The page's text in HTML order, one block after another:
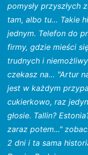
pomysły przyszłych
tam, albo tu… Takie
jednym. Telefon do
firmy, gdzie mieści
trudnych i
czekasz na… "Artur
jest w każdym
cukierkowo, raz
głosie. Tallin?
zaraz potem..."
2 dni i ta sama